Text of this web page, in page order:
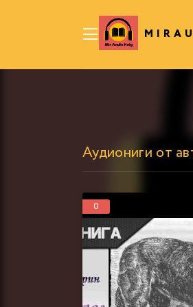
Аудиониги от
0